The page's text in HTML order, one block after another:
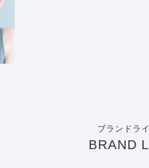
ブランドラ
BRAND